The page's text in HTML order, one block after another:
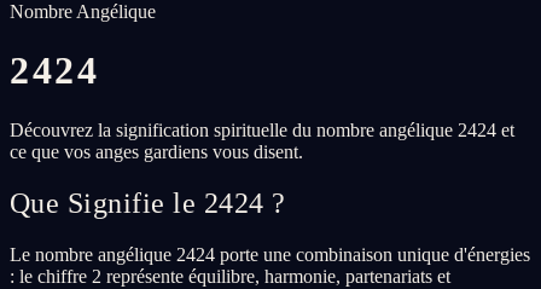
Nombre Angélique
2424
Découvrez la signification spirituelle du nombre angélique 2424 et
ce que vos anges gardiens vous disent.
Que Signifie le 2424 ?
Le nombre angélique 2424 porte une combinaison unique d'énergies
: le chiffre 2 représente équilibre, harmonie, partenariats et